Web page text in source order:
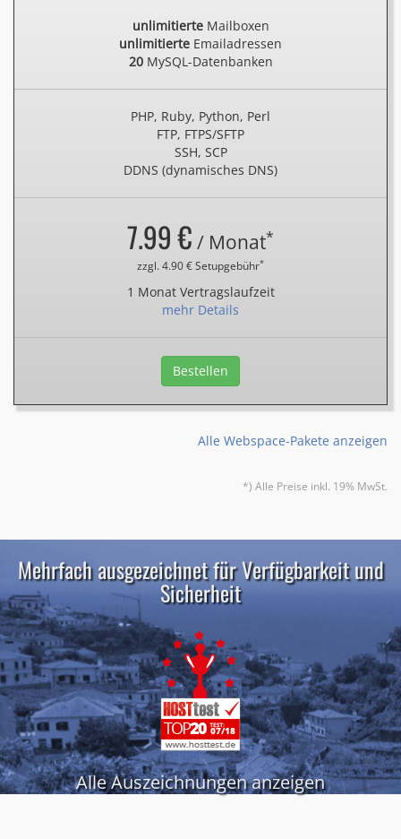
unlimitierteMailboxen
unlimitierte Emailadressen
20MySQL-Datenbanken
PHP, Ruby, Python, Perl
FTP, FTPS/SFTP
SSH, SCP
DDNS (dynamisches DNS)
7.99 € / Monat*
zzgl. 4.90 € Setupgebühr*
1 Monat Vertragslaufzeit
mehr Details
Bestellen
Alle Webspace-Pakete anzeigen
*) Alle Preise inkl. 19% MwSt.
Mehrfach ausgezeichnet für Verfügbarkeit und
Sicherheit
Alle Auszeichnungen anzeigen